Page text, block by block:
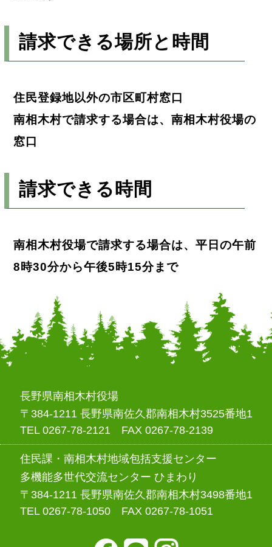
請求できる場所と時間
住民登録地以外の市区町村窓口
南相木村で請求する場合は、南相木村役場の
窓口
請求できる時間
南相木村役場で請求する場合は、平日の午前
8時30分から午後5時15分まで
長野県南相木村役場
〒384-1211 長野県南佐久郡南相木村3525番地1
TEL 0267-78-2121 FAX 0267-78-2139
住民課・南相木村地域包括支援センター
多機能多世代交流センター ひまわり
〒384-1211 長野県南佐久郡南相木村3498番地1
TEL 0267-78-1050 FAX 0267-78-1051